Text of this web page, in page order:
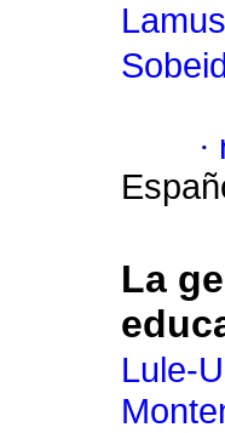
·
La
Lule-